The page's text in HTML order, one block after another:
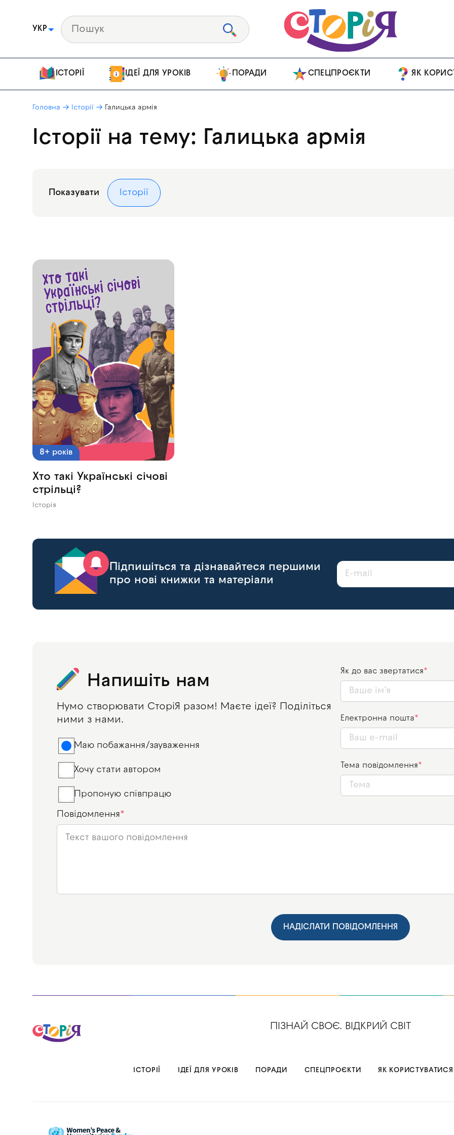
УКР
ІСТОРІЇ ІДЕЇ ДЛЯ УРОКІВ ПОРАДИ СПЕЦПРОЄКТИ ЯК
Головна Історії Галицька армія
Історії на тему: Галицька армія
Показувати Історії
8+ років
Хто такі Українські січові
стрільці?
Історія
Підпишіться та дізнавайтеся першими
про нові книжки та матеріали
Напишіть нам
Нумо створювати СторіЯ разом! Маєте ідеї? Поділіться
ними з нами.
Маю побажання/зауваження
Хочу стати автором
Пропоную співпрацю
Як до вас звертатися
Електронна пошта
Тема повідомлення
Повідомлення
НАДІСЛАТИ ПОВІДОМЛЕННЯ
ПІЗНАЙ СВОЄ. ВІДКРИЙ СВІТ
ІСТОРІЇ ІДЕЇ ДЛЯ УРОКІВ ПОРАДИ СПЕЦПРОЄКТИ ЯК КОРИСТУВАТИСЯ